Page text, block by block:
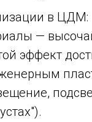
в ЦДМ:
—
эффект